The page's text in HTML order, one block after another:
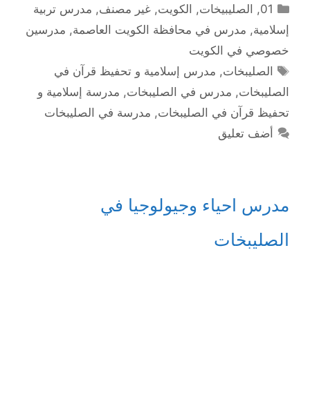
التصنيفات
01
, الصليبيخات, الكويت,غير مصنف, مدرس تربية
إسلامية, مدرس في محافظة الكويت العاصمة, مدرسين
خصوصي في الكويت
الوسوم
الصليبخات, مدرس إسلامية و تحفيظ قرآن في
الصليبخات, مدرس في الصليبخات, مدرسة إسلامية و
تحفيظ قرآن في الصليبخات, مدرسة في الصليبخات
أضف تعليق
مدرس احياء وجيولوجيا في
الصليبخات